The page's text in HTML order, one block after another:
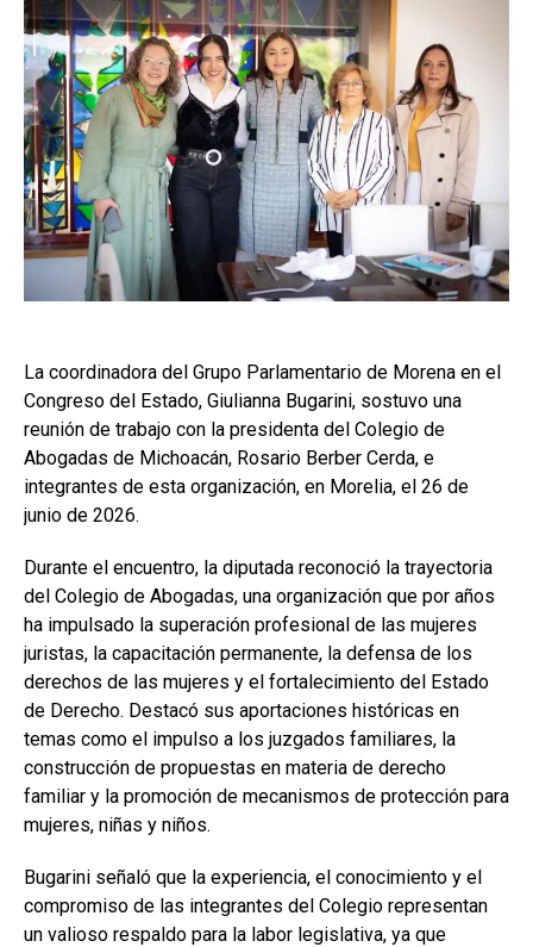
La coordinadora del Grupo Parlamentario de Morena en el
Congreso del Estado, Giulianna Bugarini, sostuvo una
reunión de trabajo con la presidenta del Colegio de
Abogadas de Michoacán, Rosario Berber Cerda, e
integrantes de esta organización, en Morelia, el 26 de
junio de 2026.
Durante el encuentro, la diputada reconoció la trayectoria
del Colegio de Abogadas, una organización que por años
ha impulsado la superación profesional de las mujeres
juristas, la capacitación permanente, la defensa de los
derechos de las mujeres y el fortalecimiento del Estado
de Derecho. Destacó sus aportaciones históricas en
temas como el impulso a los juzgados familiares, la
construcción de propuestas en materia de derecho
familiar y la promoción de mecanismos de protección para
mujeres, niñas y niños.
Bugarini señaló que la experiencia, el conocimiento y el
compromiso de las integrantes del Colegio representan
un valioso respaldo para la labor legislativa, ya que